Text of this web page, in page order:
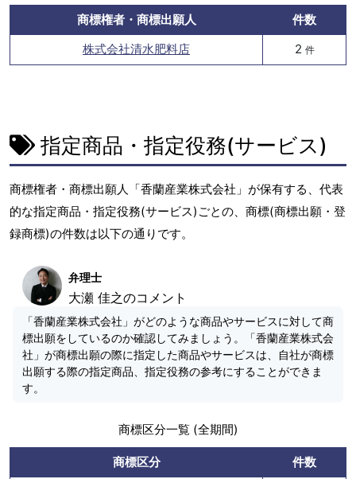
商標権者・商標出願人
件数
株式会社清水肥料店
2 件
指定商品・指定役務(サービス)
商標権者・商標出願人「香蘭産業株式会社」が保有する、代表
的な指定商品・指定役務(サービス)ごとの、商標(商標出願・登
録商標)の件数は以下の通りです。
弁理士
大瀬 佳之のコメント
「香蘭産業株式会社」がどのような商品やサービスに対して商
標出願をしているのか確認してみましょう。「香蘭産業株式会
社」が商標出願の際に指定した商品やサービスは、自社が商標
出願する際の指定商品、指定役務の参考にすることができま
す。
商標区分一覧 (全期間)
商標区分
件数